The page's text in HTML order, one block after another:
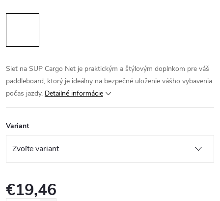
Sieť na SUP Cargo Net je praktickým a štýlovým doplnkom pre váš
paddleboard, ktorý je ideálny na bezpečné uloženie vášho vybavenia
počas jazdy. Detailné informácie
Variant
€19,46